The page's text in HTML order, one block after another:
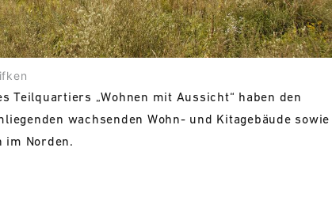
Teilquartiers „Wohnen mit Aussicht“ haben den
wachsenden Wohn- und Kitagebäude sowie
im Norden.